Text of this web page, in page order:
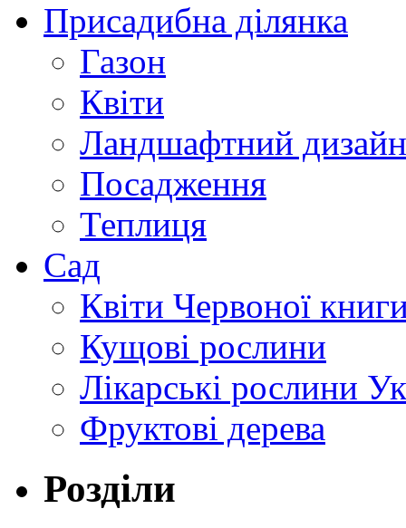
Присадибна ділянка
Газон
Квіти
Ландшафтний дизайн
Посадження
Теплиця
Сад
Квіти Червоної
Кущові рослини
Лікарські рослини
Фруктові дерева
Розділи